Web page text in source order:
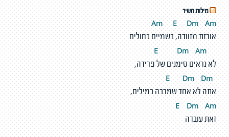
מילות השיר
Am E Dm Am
אורזת מזוודה, בשמיים כחולים
Dm Am
לא נראים סימנים של פרידה,
Dm Dm
אתה לא אחד שמרבה במילים,
E Dm Am
זאת עובדה